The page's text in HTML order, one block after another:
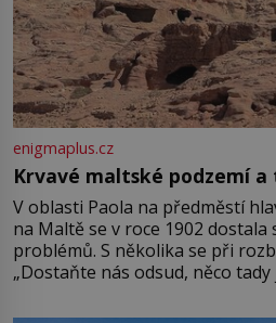
enigmaplus.cz
Krvavé maltské podzemí
V oblasti Paola na předměstí
na Maltě se v roce 1902
problémů. S několika se při
„Dostaňte nás odsud, něco tady